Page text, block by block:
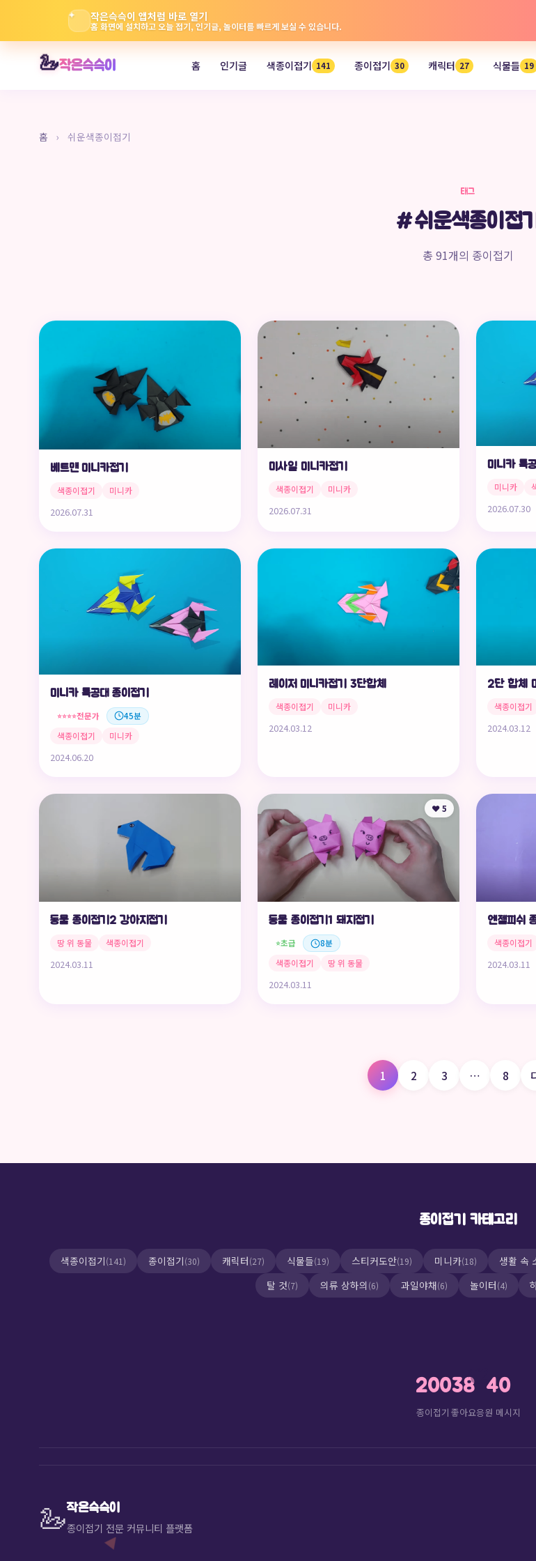
✦ 작은슥슥이 앱처럼 바로 열기
홈 화면에 설치하고 오늘 접기, 인기글, 놀이터를 빠르게 보실 수 있습니다.
🕊️
🦢작은슥슥이 홈 인기글 색종이접기 141 종이접기 30 캐릭터 27 식물들 19
홈 › 쉬운색종이접기
태그
#쉬운색종이접기
총 91개의 종이접기
베트맨 미니카접기
색종이접기 미니카
2026.07.31
미사일 미니카접기
색종이접기 미니카
2026.07.31
미니카 특
미니카
2026.07.30
미니카 특공대 종이접기
⭐⭐⭐⭐전문가 45분
색종이접기 미니카
2024.06.20
레이저 미니카접기 3단합체
색종이접기 미니카
2024.03.12
2단 합체
색종이접기
2024.03.12
동물 종이접기2 강아지접기
땅 위 동물 색종이접기
2024.03.11
❤️ 5
동물 종이접기1 돼지접기
⭐초급 8분
색종이접기 땅 위 동물
2024.03.11
엔젤피쉬
색종이접기
2024.03.11
지
1 2 3 … 8
종이접기 카테고리
색종이접기(141) 종이접기(30) 캐릭터(27) 식물들(19) 스티커도안(19) 미니카(18) 생활 속
탈 것(7) 의류 상하의 (6) 과일야채(6) 놀이터(4)
200
종이접기
38
좋아요
40
응원 메시지
🦢작은슥슥이
종이접기 전문 커뮤니티 플랫폼